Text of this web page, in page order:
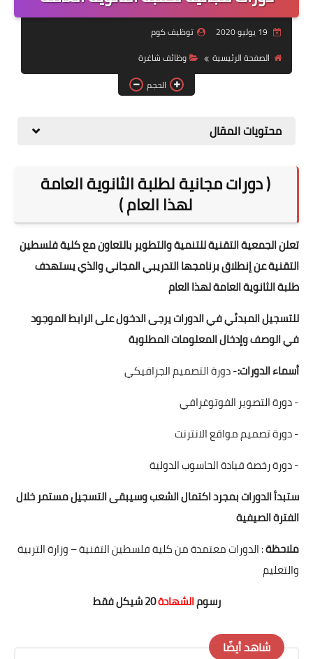
منوعات
توظيف كوم
الصفحة الرئيسية
وظائف شاغرة
الحجم
محتويات المقال
( دورات مجانية لطلبة الثانوية العامة
لهذا العام )
تعلن الجمعية التقنية للتنمية والتطوير بالتعاون مع كلية فلسطين
التقنية عن إنطلاق برنامجها التدريبي المجاني والذي يستهدف
طلبة الثانوية العامة لهذا العام
للتسجيل المبدئي في الدورات يرجى الدخول على الرابط الموجود
في الوصف وإدخال المعلومات المطلوبة
أسماء الدورات:- دورة التصميم الجرافيكي
- دورة التصوير الفوتوغرافي
- دورة تصميم مواقع الانترنت
- دورة رخصة قيادة الحاسوب الدولية
ستبدأ الدورات بمجرد اكتمال الشعب وسيبقى التسجيل مستمر خلال
الفترة الصيفية
ملاحظة: الدورات معتمدة من كلية فلسطين التقنية – وزارة التربية
والتعليم
رسومالشهادة20 شيكل فقط
شاهد أيضًا